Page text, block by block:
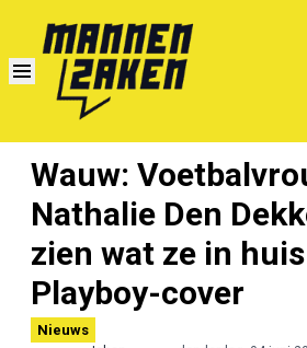
Wauw:
Nathalie Den
zien wat ze in
Playboy-cover
Nieuws